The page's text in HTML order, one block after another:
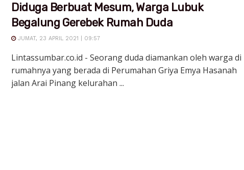
Diduga Berbuat Mesum, Warga Lubuk
Begalung Gerebek Rumah Duda
JUMAT, 23 APRIL 2021 | 09:57
Lintassumbar.co.id - Seorang duda diamankan oleh warga di
rumahnya yang berada di Perumahan Griya Emya Hasanah
jalan Arai Pinang kelurahan ...